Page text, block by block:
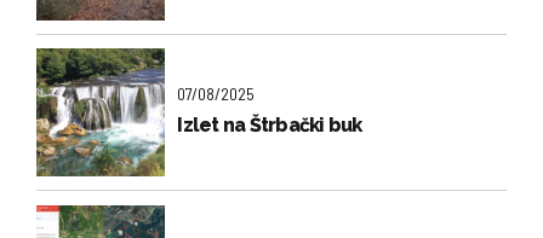
07/08/2025
Izlet na Štrbački buk